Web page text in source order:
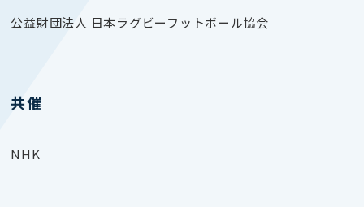
公益財団法人 日本ラグビーフットボール協会
共催
NHK